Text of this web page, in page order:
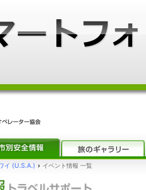
イ (U.S.A.) › イベント情報 一覧